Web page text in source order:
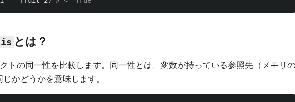
is とは？
トの同一性を比較します。同一性とは、変数が持っている参照先（メモリの
かどうかを意味します。